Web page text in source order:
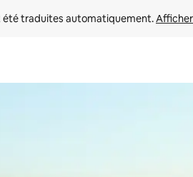
été traduites automatiquement.